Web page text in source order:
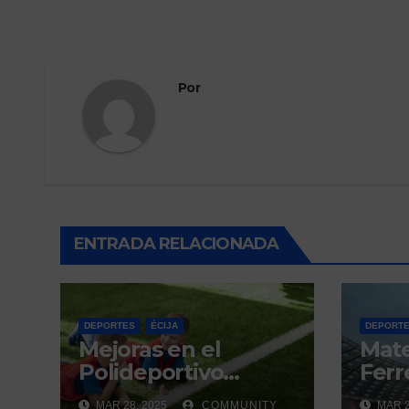
Por
ENTRADA RELACIONADA
DEPORTES ÉCIJA
Mejoras en el
Polideportivo
Municipal del Valle
MAR 28, 2025 COMMUNITY MAR